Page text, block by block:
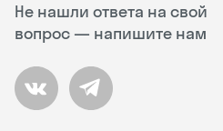
Не нашли ответа на свой
вопрос — напишите нам